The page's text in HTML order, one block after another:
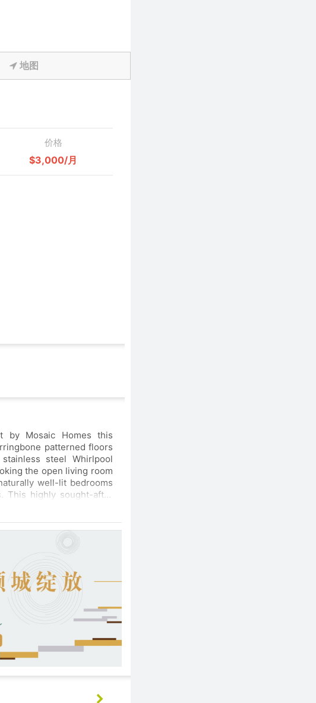
地图
价格
$3,000/月
Mosaic Homes this
steel Whirlpool
This highly sought-after
add’l parking on the
cities via Hwy 10 &